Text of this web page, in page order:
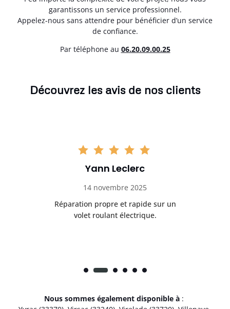
garantissons un service professionnel.
Appelez-nous sans attendre pour bénéficier d’un service
de confiance.
Par téléphone au 06.20.09.00.25
Découvrez les avis de nos clients
Yann Leclerc
14 novembre 2025
Réparation propre et rapide sur un
volet roulant électrique.
Nous sommes également disponible à :